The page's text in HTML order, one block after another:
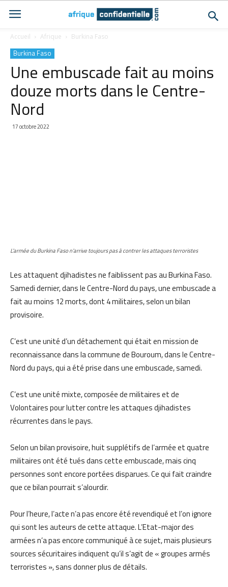
Accueil Afrique Burkina Faso
Burkina Faso
Une embuscade fait au moins
douze morts dans le Centre-
Nord
17 octobre 2022
L’armée du Burkina Faso n’arrive toujours pas à contrer les attaques terroristes
Les attaquent djihadistes ne faiblissent pas au Burkina Faso.
Samedi dernier, dans le Centre-Nord du pays, une embuscade a
fait au moins 12 morts, dont 4 militaires, selon un bilan
provisoire.
C’est une unité d’un détachement qui était en mission de
reconnaissance dans la commune de Bouroum, dans le Centre-
Nord du pays, qui a été prise dans une embuscade, samedi.
C’est une unité mixte, composée de militaires et de
Volontaires pour lutter contre les attaques djihadistes
récurrentes dans le pays.
Selon un bilan provisoire, huit supplétifs de l’armée et quatre
militaires ont été tués dans cette embuscade, mais cinq
personnes sont encore portées disparues. Ce qui fait craindre
que ce bilan pourrait s’alourdir.
Pour l’heure, l’acte n’a pas encore été revendiqué et l’on ignore
qui sont les auteurs de cette attaque. L’Etat-major des
armées n’a pas encore communiqué à ce sujet, mais plusieurs
sources sécuritaires indiquent qu’il s’agit de « groupes armés
terroristes », sans donner plus de détails.